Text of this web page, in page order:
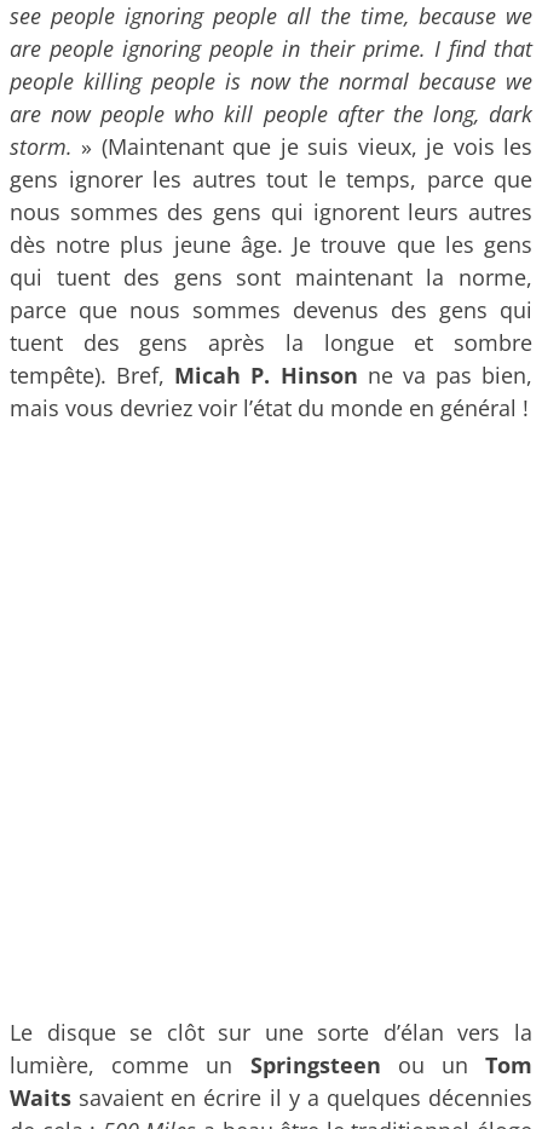
see people ignoring people all the time, because we
are people ignoring people in their prime. I find that
people killing people is now the normal because we
are now people who kill people after the long, dark
storm. » (Maintenant que je suis vieux, je vois les
gens ignorer les autres tout le temps, parce que
nous sommes des gens qui ignorent leurs autres
dès notre plus jeune âge. Je trouve que les gens
qui tuent des gens sont maintenant la norme,
parce que nous sommes devenus des gens qui
tuent des gens après la longue et sombre
tempête). Bref, Micah P. Hinson ne va pas bien,
mais vous devriez voir l’état du monde en général !
Le disque se clôt sur une sorte d’élan vers la
lumière, comme un Springsteen ou unTom
Waits savaient en écrire il y a quelques décennies